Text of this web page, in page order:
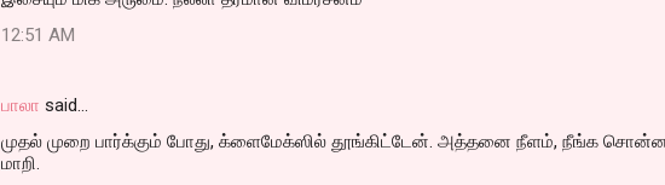
12:51 AM
பாலா said…
முதல் முறை பார்க்கும் போது, க்ளைமேக்ஸில் தூங்கிட்டேன். அத்தனை நீளம், நீங்க
மாறி.